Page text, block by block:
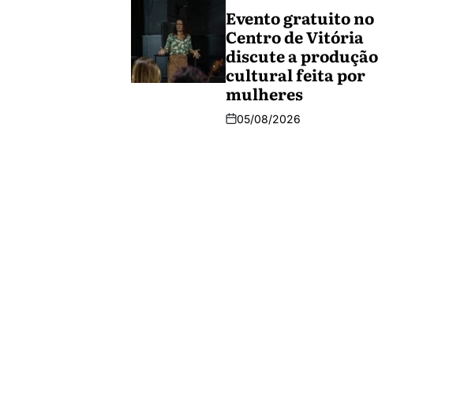
Evento gratuito no
Centro de Vitória
discute a produção
cultural feita por
mulheres
05/08/2026